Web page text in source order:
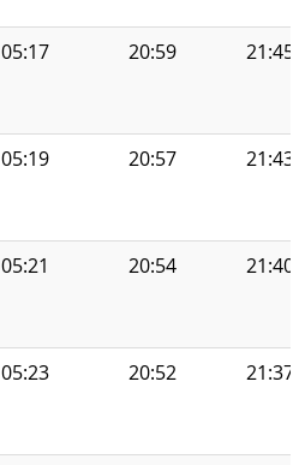
05:17 20:59 21:45
05:19 20:57 21:43
05:21 20:54 21:40
05:23 20:52 21:37